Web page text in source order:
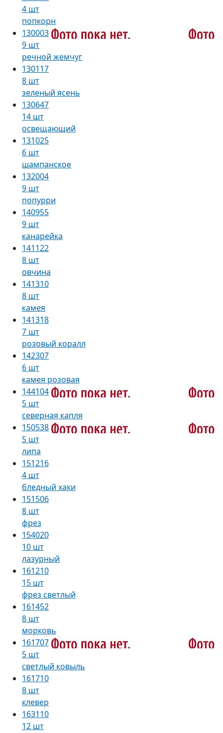
4 шт
попкорн
130003
9 шт
речной жемчуг
130117
8 шт
зеленый ясень
130647
14 шт
освещающий
131025
6 шт
шампанское
132004
9 шт
попурри
140955
9 шт
канарейка
141122
8 шт
овчина
141310
8 шт
камея
141318
7 шт
розовый коралл
142307
6 шт
камея розовая
144104
5 шт
северная капля
150538
5 шт
липа
151216
4 шт
бледный хаки
151506
8 шт
фрез
154020
10 шт
лазурный
161210
15 шт
фрез светлый
161452
8 шт
морковь
161707
5 шт
светлый ковыль
161710
8 шт
клевер
163110
12 шт